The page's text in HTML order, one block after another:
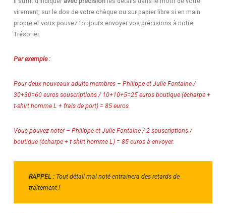
virement, sur le dos de votre chèque ou sur papier libre si en main
propre et vous pouvez toujours envoyer vos précisions à notre
Trésorier.
Par exemple :
Pour deux nouveaux adulte membres – Philippe et Julie Fontaine /
30+30=60 euros souscriptions / 10+10+5=25 euros boutique (écharpe +
t-shirt homme L + frais de port) = 85 euros.
Vous pouvez noter – Philippe et Julie Fontaine / 2 souscriptions /
boutique (écharpe + t-shirt homme L) = 85 euros à envoyer.
RAPPEL :Tout détail mal noté entrainera des retards de
traitement !